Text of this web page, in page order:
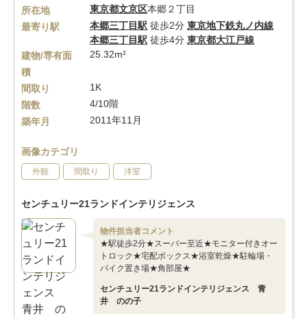
所在地
東京都文京区本郷２丁目
最寄り駅
本郷三丁目駅 徒歩2分 東京地下鉄丸ノ内線
本郷三丁目駅 徒歩4分 東京都大江戸線
建物/専有面
積
25.32m²
間取り
1K
階数
4/10階
築年月
2011年11月
画像カテゴリ
外観 間取り 洋室
センチュリー21ランドインテリジェンス
物件担当者コメント
★駅徒歩2分★スーパー至近★モニター付きオー
トロック★宅配ボックス★浴室乾燥★駐輪場・
バイク置き場★角部屋★
センチュリー21ランドインテリジェンス 青
井 のの子